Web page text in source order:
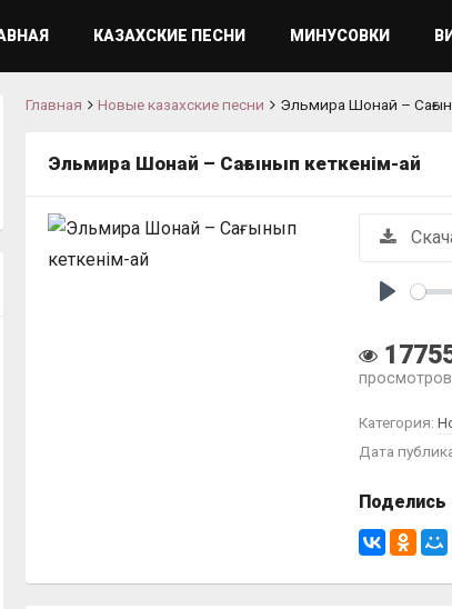
КАЗАХСКИЕ ПЕСНИ МИНУСОВКИ
Главная Новые казахские песни Эльмира Шонай –
Эльмира Шонай – Сағынып кеткенім-ай
просмотров
Категория:
Дата
Поделись